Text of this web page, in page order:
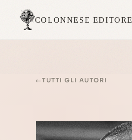
COLONNESE EDITORE
←TUTTI GLI AUTORI